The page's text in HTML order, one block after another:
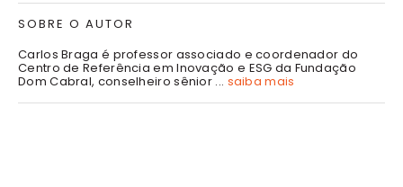
SOBRE O AUTOR
Carlos Braga é professor associado e coordenador do
Centro de Referência em Inovação e ESG da Fundação
Dom Cabral, conselheiro sênior ... saiba mais